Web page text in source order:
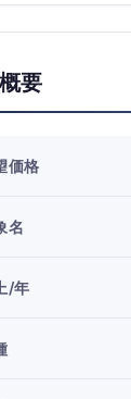
要
価格
名
/年